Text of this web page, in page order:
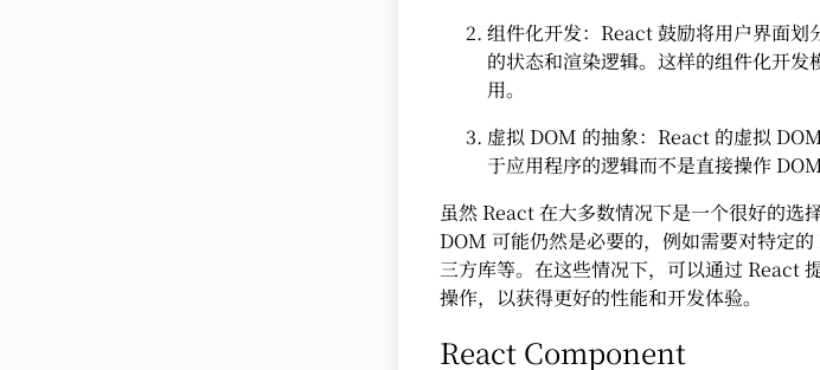
组件化开发：React 鼓励将用户界面划
的状态和渲染逻辑。这样的组件化开
用。
虚拟 DOM 的抽象：React 的虚拟
于应用程序的逻辑而不是直接操作 DOM
虽然 React 在大多数情况下是一个很好的选
DOM 可能仍然是必要的，例如需要对特定
三方库等。在这些情况下，可以通过 React
操作，以获得更好的性能和开发体验。
React Component